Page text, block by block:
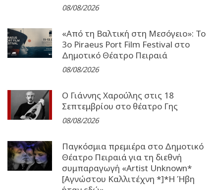
08/08/2026
«Από τη Βαλτική στη Μεσόγειο»: Το
3o Piraeus Port Film Festival στο
Δημοτικό Θέατρο Πειραιά
08/08/2026
Ο Γιάννης Χαρούλης στις 18
Σεπτεμβρίου στο θέατρο Γης
08/08/2026
Παγκόσμια πρεμιέρα στο Δημοτικό
Θέατρο Πειραιά για τη διεθνή
συμπαραγωγή «Artist Unknown*
[Αγνώστου Καλλιτέχνη *]*Η Ήβη